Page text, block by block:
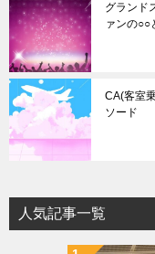
グランド
ァンの○○
CA(客室
ソード
人気記事一覧